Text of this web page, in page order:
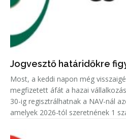
Jogvesztő határidőkre
Most, a keddi napon még
megfizetett áfát a hazai
30-ig regisztrálhatnak a NAV-nál
amelyek 2026-tól szeretnének 1